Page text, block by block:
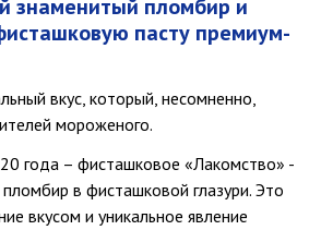
знаменитый пломбир и
пасту премиум-
вкус, который, несомненно,
мороженого.
года – фисташковое «Лакомство» -
в фисташковой глазури. Это
вкусом и уникальное явление